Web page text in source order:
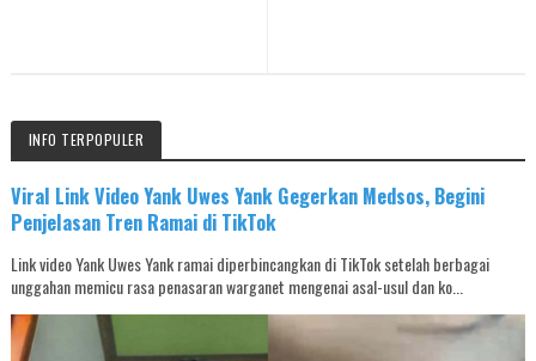
INFO TERPOPULER
Viral Link Video Yank Uwes Yank Gegerkan Medsos, Begini
Penjelasan Tren Ramai di TikTok
Link video Yank Uwes Yank ramai diperbincangkan di TikTok setelah berbagai
unggahan memicu rasa penasaran warganet mengenai asal-usul dan ko...